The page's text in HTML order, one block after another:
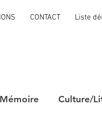
CONTACT Liste
Mémoire Culture/